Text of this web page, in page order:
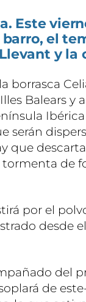
Este
el
y la
borrasca
Balears y
serán
que
tormenta de
por el
desde
del
de